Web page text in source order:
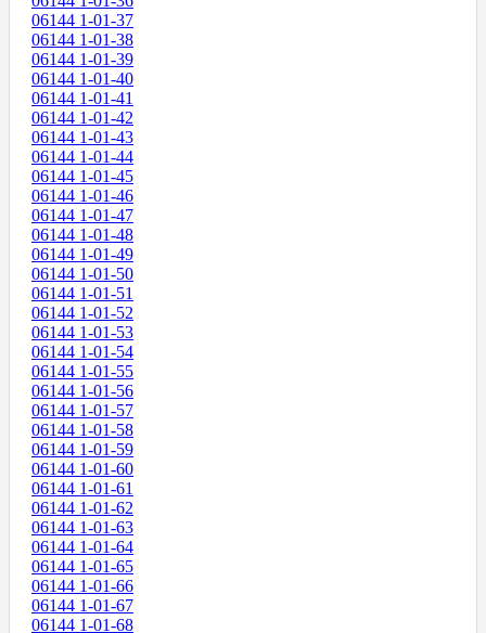
06144 1-01-37
06144 1-01-38
06144 1-01-39
06144 1-01-40
06144 1-01-41
06144 1-01-42
06144 1-01-43
06144 1-01-44
06144 1-01-45
06144 1-01-46
06144 1-01-47
06144 1-01-48
06144 1-01-49
06144 1-01-50
06144 1-01-51
06144 1-01-52
06144 1-01-53
06144 1-01-54
06144 1-01-55
06144 1-01-56
06144 1-01-57
06144 1-01-58
06144 1-01-59
06144 1-01-60
06144 1-01-61
06144 1-01-62
06144 1-01-63
06144 1-01-64
06144 1-01-65
06144 1-01-66
06144 1-01-67
06144 1-01-68